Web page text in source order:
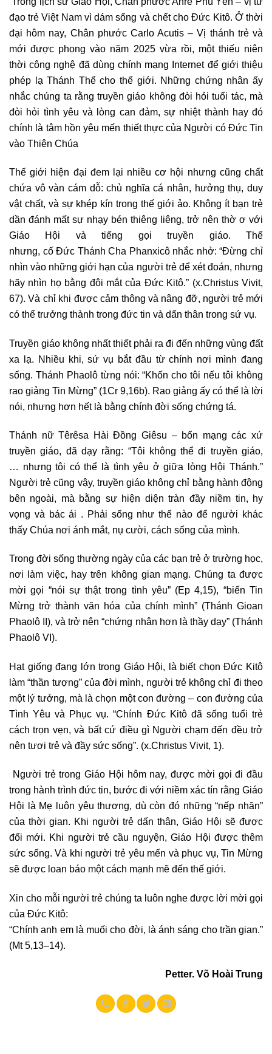
đạo trẻ Việt Nam vì dám sống và chết cho Đức Kitô. Ở thời
đại hôm nay, Chân phước Carlo Acutis – Vị thánh trẻ và
mới được phong vào năm 2025 vừa rồi, một thiếu niên
thời công nghệ đã dùng chính mạng Internet để giới thiệu
phép lạ Thánh Thể cho thế giới. Những chứng nhân ấy
nhắc chúng ta rằng truyền giáo không đòi hỏi tuổi tác, mà
đòi hỏi tình yêu và lòng can đảm, sự nhiệt thành hay đó
chính là tâm hồn yêu mến thiết thực của Người có Đức Tin
vào Thiên Chúa
Thế giới hiện đại đem lại nhiều cơ hội nhưng cũng chất
chứa vô vàn cám dỗ: chủ nghĩa cá nhân, hưởng thụ, duy
vật chất, và sự khép kín trong thế giới ảo. Không ít bạn trẻ
dần đánh mất sự nhạy bén thiêng liêng, trở nên thờ ơ với
Giáo Hội và tiếng gọi truyền giáo. Thế
nhưng, cố Đức Thánh Cha Phanxicô nhắc nhở: “Đừng chỉ
nhìn vào những giới hạn của người trẻ để xét đoán, nhưng
hãy nhìn họ bằng đôi mắt của Đức Kitô.” (x.Christus Vivit,
67). Và chỉ khi được cảm thông và nâng đỡ, người trẻ mới
có thể trưởng thành trong đức tin và dấn thân trong sứ vụ.
Truyền giáo không nhất thiết phải ra đi đến những vùng đất
xa lạ. Nhiều khi, sứ vụ bắt đầu từ chính nơi mình đang
sống. Thánh Phaolô từng nói: “Khốn cho tôi nếu tôi không
rao giảng Tin Mừng” (1Cr 9,16b). Rao giảng ấy có thể là lời
nói, nhưng hơn hết là bằng chính đời sống chứng tá.
Thánh nữ Têrêsa Hài Đồng Giêsu – bổn mạng các xứ
truyền giáo, đã dạy rằng: “Tôi không thể đi truyền giáo,
… nhưng tôi có thể là tình yêu ở giữa lòng Hội Thánh.”
Người trẻ cũng vậy, truyền giáo không chỉ bằng hành động
bên ngoài, mà bằng sự hiện diện tràn đầy niềm tin, hy
vọng và bác ái . Phải sống như thế nào để người khác
thấy Chúa nơi ánh mắt, nụ cười, cách sống của mình.
Trong đời sống thường ngày của các bạn trẻ ở trường học,
nơi làm việc, hay trên không gian mạng. Chúng ta được
mời gọi “nói sự thật trong tình yêu” (Ep 4,15), “biến Tin
Mừng trở thành văn hóa của chính mình” (Thánh Gioan
Phaolô II), và trở nên “chứng nhân hơn là thầy dạy” (Thánh
Phaolô VI).
Hạt giống đang lớn trong Giáo Hội, là biết chọn Đức Kitô
làm “thần tượng” của đời mình, người trẻ không chỉ đi theo
một lý tưởng, mà là chọn một con đường – con đường của
Tình Yêu và Phục vụ. “Chính Đức Kitô đã sống tuổi trẻ
cách trọn vẹn, và bất cứ điều gì Người chạm đến đều trở
nên tươi trẻ và đầy sức sống”. (x.Christus Vivit, 1).
Người trẻ trong Giáo Hội hôm nay, được mời gọi đi đầu
trong hành trình đức tin, bước đi với niềm xác tín rằng Giáo
Hội là Mẹ luôn yêu thương, dù còn đó những “nếp nhăn”
của thời gian. Khi người trẻ dấn thân, Giáo Hội sẽ được
đổi mới. Khi người trẻ cầu nguyện, Giáo Hội được thêm
sức sống. Và khi người trẻ yêu mến và phục vụ, Tin Mừng
sẽ được loan báo một cách mạnh mẽ đến thế giới.
Xin cho mỗi người trẻ chúng ta luôn nghe được lời mời gọi
của Đức Kitô:
“Chính anh em là muối cho đời, là ánh sáng cho trần gian.”
(Mt 5,13–14).
Petter. Võ Hoài Trung